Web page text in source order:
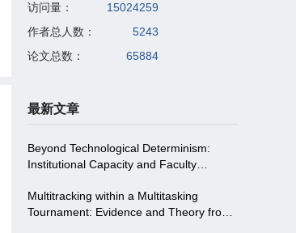
访问量：
15024259
作者总人数：
5243
论文总数：
65884
最新文章
Beyond Technological Determinism:
Institutional Capacity and Faculty
Higher Education-Evidence from
Northwest China
Multitracking within a Multitasking
Tournament: Evidence and Theory from